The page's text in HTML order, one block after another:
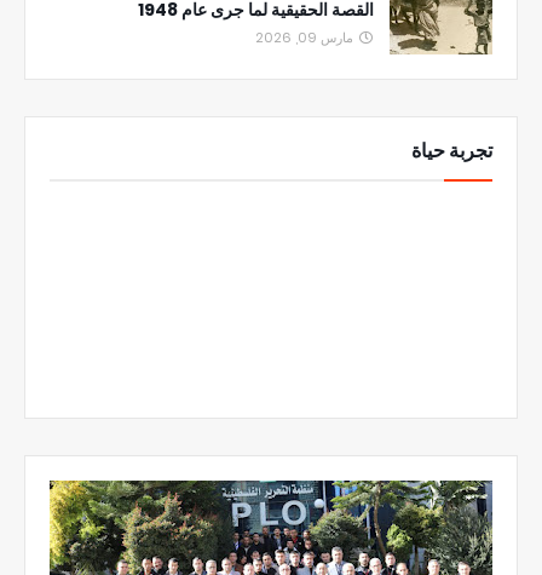
القصة الحقيقية لما جرى عام 1948
مارس 09, 2026
تجربة حياة